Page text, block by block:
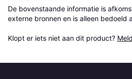
De bovenstaande informatie is
externe bronnen en is alleen bedoeld
Klopt er iets niet aan dit product?